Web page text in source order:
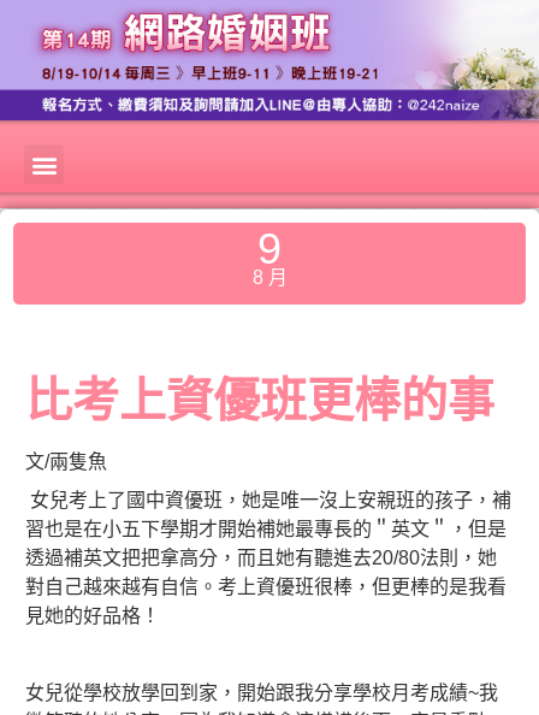
9
8 月
比考上資優班更棒的事
文/兩隻魚
女兒考上了國中資優班，她是唯一沒上安親班的孩子，補
習也是在小五下學期才開始補她最專長的＂英文＂，但是
透過補英文把把拿高分，而且她有聽進去20/80法則，她
對自己越來越有自信。考上資優班很棒，但更棒的是我看
見她的好品格！
女兒從學校放學回到家，開始跟我分享學校月考成績~我